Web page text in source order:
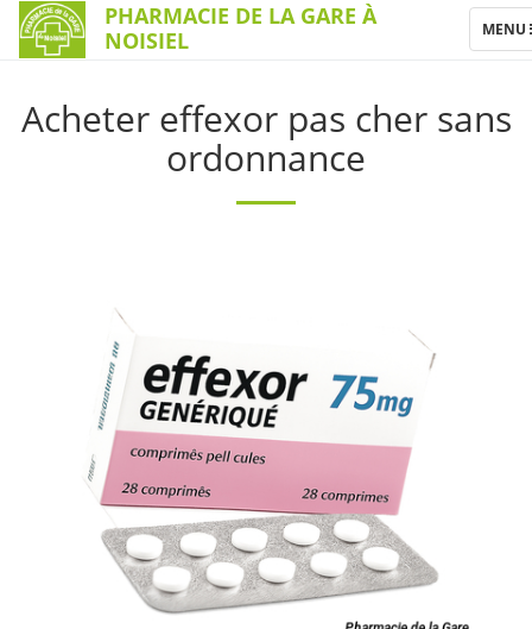
PHARMACIE DE LA GARE À
NOISIEL
MENU
Acheter effexor pas cher sans
ordonnance